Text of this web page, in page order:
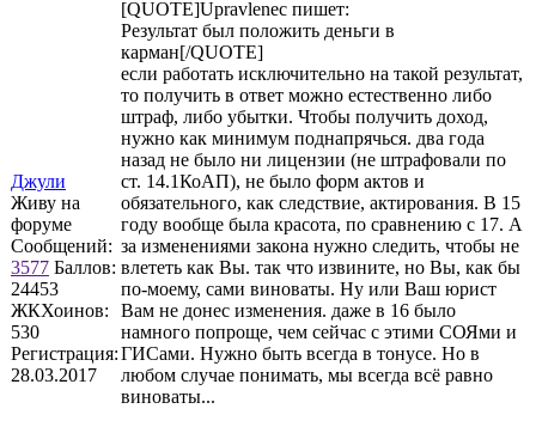
Джули
Живу на
форуме
Сообщений:
3577 Баллов:
24453
ЖКХоинов:
530
Регистрация:
28.03.2017
[QUOTE]Upravlenec пишет:
Результат был положить деньги в
карман[/QUOTE]
если работать исключительно на такой результат,
то получить в ответ можно естественно либо
штраф, либо убытки. Чтобы получить доход,
нужно как минимум поднапрячься. два года
назад не было ни лицензии (не штрафовали по
ст. 14.1КоАП), не было форм актов и
обязательного, как следствие, актирования. В 15
году вообще была красота, по сравнению с 17. А
за изменениями закона нужно следить, чтобы не
влететь как Вы. так что извините, но Вы, как бы
по-моему, сами виноваты. Ну или Ваш юрист
Вам не донес изменения. даже в 16 было
намного попроще, чем сейчас с этими СОЯми и
ГИСами. Нужно быть всегда в тонусе. Но в
любом случае понимать, мы всегда всё равно
виноваты...